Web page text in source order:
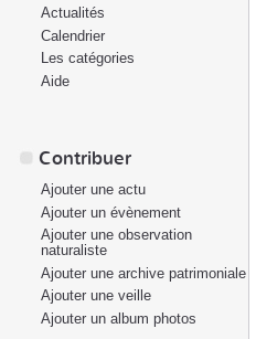
Actualités
Calendrier
Les catégories
Aide
Contribuer
Ajouter une actu
Ajouter un évènement
Ajouter une observation
naturaliste
Ajouter une archive patrimoniale
Ajouter une veille
Ajouter un album photos